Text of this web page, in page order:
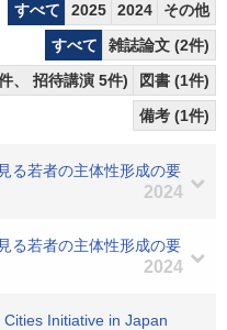
すべて 2025 2024
その他
すべて
雑誌論文 (2件)
、 招待講演 5件)
図書 (1件)
備考 (1件)
る若者の主体性形成の要
2024
る若者の主体性形成の要
2024
Initiative in Japan